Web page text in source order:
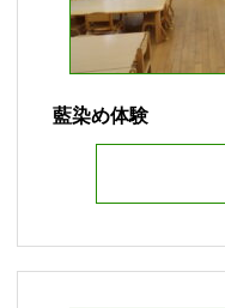
藍染め体験